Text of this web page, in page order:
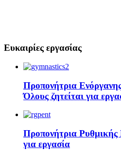
Ευκαιρίες εργασίας
Προπονήτρια
Όλους ζητείται για
Προπονήτρια Ρυθμικής
για εργασία